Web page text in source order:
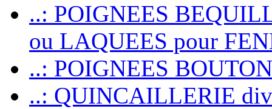
..: POIGNEES
ou LAQUEES pour
..: POIGNEES
..: QUINCAILLERIE